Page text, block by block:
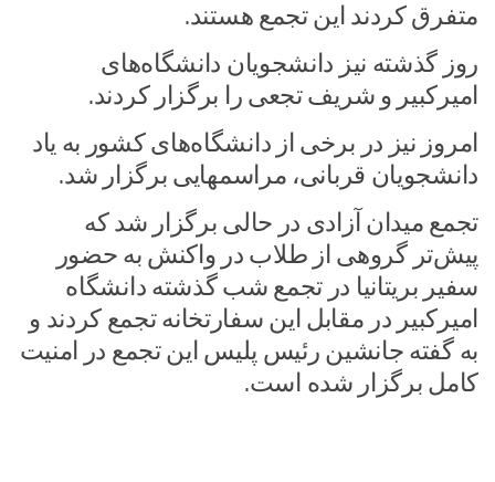
متفرق کردند این تجمع هستند.
روز گذشته نیز دانشجویان دانشگاه‌های
امیرکبیر و شریف تجعی را برگزار کردند.
امروز نیز در برخی از دانشگاه‌های کشور به یاد
دانشجویان قربانی، مراسم‎هایی برگزار شد.
تجمع میدان آزادی در حالی برگزار شد که
پیش‌تر گروهی از طلاب در واکنش به حضور
سفیر بریتانیا در تجمع شب گذشته دانشگاه
امیرکبیر در مقابل این سفارتخانه تجمع کردند و
به گفته جانشین رئیس پلیس این تجمع در امنیت
کامل برگزار شده است.